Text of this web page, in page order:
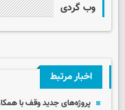
وب گردی
اخبار مرتبط
پروژه‌های جدید وقف با